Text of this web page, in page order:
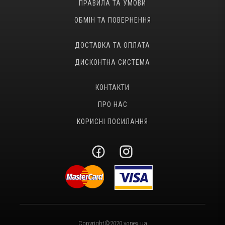
ПРАВИЛА ТА УМОВИ
ОБМІН ТА ПОВЕРНЕННЯ
ДОСТАВКА ТА ОПЛАТА
ДИСКОНТНА СИСТЕМА
КОНТАКТИ
ПРО НАС
КОРИСНІ ПОСИЛАННЯ
Copyright©2020 yonex.ua